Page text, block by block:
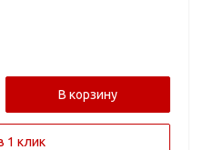
В корзину
1 клик